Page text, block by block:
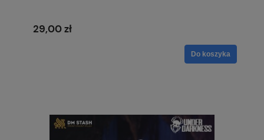
29,00 zł
Do koszyka